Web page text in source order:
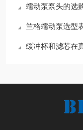
蠕动泵泵头的选
兰格蠕动泵选型表
缓冲杯和滤芯在